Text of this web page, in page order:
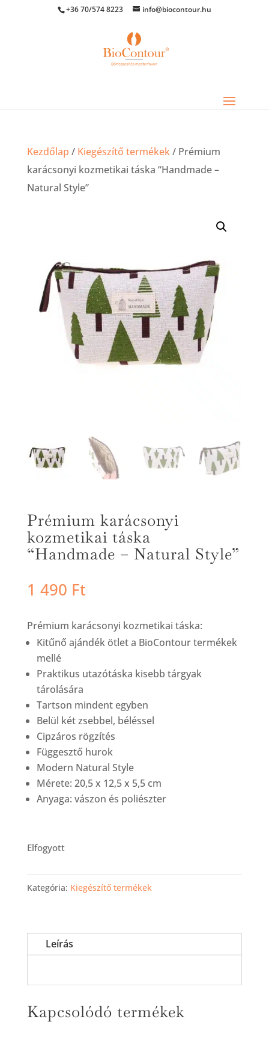
+36 70/574 8223 info@biocontour.hu
Kezdőlap / Kiegészítő termékek/ Prémium
karácsonyi kozmetikai táska “Handmade –
Natural Style”
Prémium karácsonyi
kozmetikai táska
“Handmade – Natural Style”
1 490 Ft
Prémium karácsonyi kozmetikai táska:
Kitűnő ajándék ötlet a BioContour termékek
mellé
Praktikus utazótáska kisebb tárgyak
tárolására
Tartson mindent egyben
Belül két zsebbel, béléssel
Cipzáros rögzítés
Függesztő hurok
Modern Natural Style
Mérete: 20,5 x 12,5 x 5,5 cm
Anyaga: vászon és poliészter
Elfogyott
Kategória: Kiegészítő termékek
Leírás
Kapcsolódó termékek